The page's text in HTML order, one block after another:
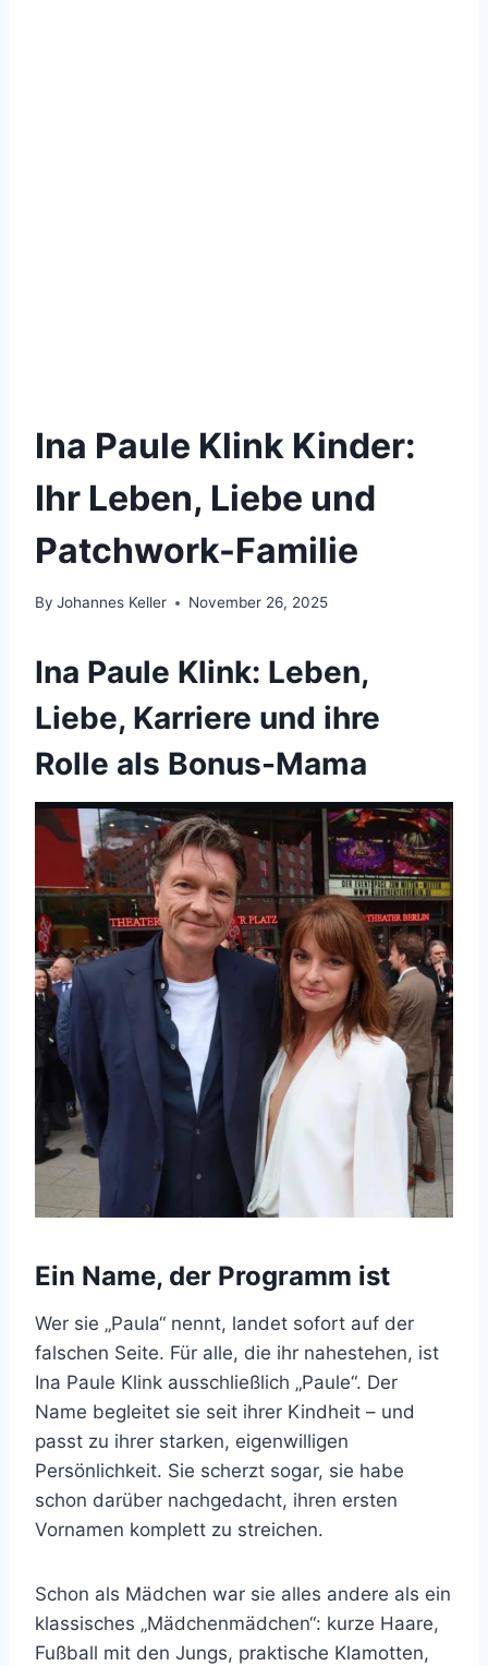
Ina Paule Klink Kinder:
Ihr Leben, Liebe und
Patchwork-Familie
By Johannes Keller November 26, 2025
Ina Paule Klink: Leben,
Liebe, Karriere und ihre
Rolle als Bonus-Mama
Ein Name, der Programm ist
Wer sie „Paula“ nennt, landet sofort auf der
falschen Seite. Für alle, die ihr nahestehen, ist
Ina Paule Klink ausschließlich „Paule“. Der
Name begleitet sie seit ihrer Kindheit – und
passt zu ihrer starken, eigenwilligen
Persönlichkeit. Sie scherzt sogar, sie habe
schon darüber nachgedacht, ihren ersten
Vornamen komplett zu streichen.
Schon als Mädchen war sie alles andere als ein
klassisches „Mädchenmädchen“: kurze Haare,
Fußball mit den Jungs, praktische Klamotten,